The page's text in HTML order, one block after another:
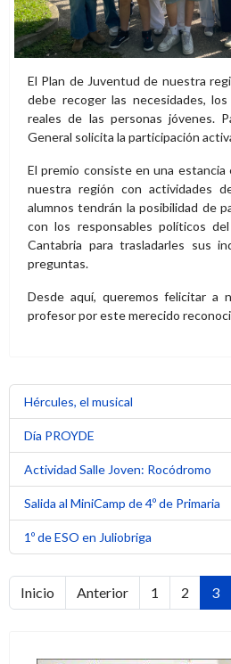
El Plan de Juventud de nuestra
debe recoger las necesidades,
reales de las personas jóvenes.
General solicita la participación
El premio consiste en una
nuestra región con actividades
alumnos tendrán la posibilidad de
con los responsables políticos
Cantabria para trasladarles sus
preguntas.
Desde aquí, queremos felicitar a
profesor por este merecido
Hércules, el musical
Día PROYDE
Actividad Salle Joven: Rocódromo
Salida al MiniCamp de 4º de Primaria
1º de ESO en Juliobriga
Inicio Anterior 1 2 3